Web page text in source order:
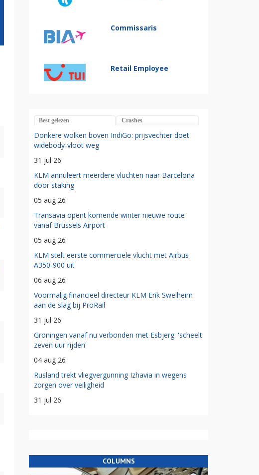
Commissaris
Retail Employee
Best gelezen Crashes
Donkere wolken boven IndiGo: prijsvechter doet
widebody-vloot weg
31 jul 26
KLM annuleert meerdere vluchten naar Barcelona
door staking
05 aug 26
Transavia opent komende winter nieuwe route
vanaf Brussels Airport
05 aug 26
KLM stelt eerste commerciële vlucht met Airbus
A350-900 uit
06 aug 26
Voormalig financieel directeur KLM Erik Swelheim
aan de slag bij ProRail
31 jul 26
Groningen vanaf nu verbonden met Esbjerg: 'scheelt
zeven uur rijden'
04 aug 26
Rusland trekt vliegvergunning Izhavia in wegens
zorgen over veiligheid
31 jul 26
COLUMNS